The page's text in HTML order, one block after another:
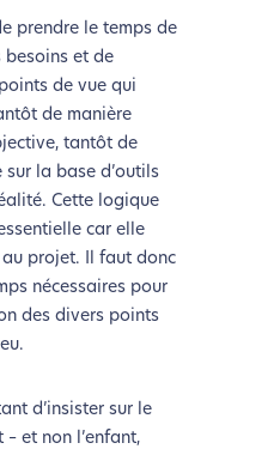
prendre le temps de
besoins et de
de vue qui
de manière
tantôt de
la base d’outils
Cette logique
car elle
projet. Il faut donc
nécessaires pour
des divers points
d’insister sur le
et non l’enfant,